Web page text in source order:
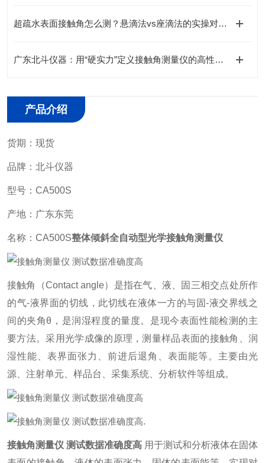
超疏水表面接触角怎么测？悬滴法vs座滴法的实操对比与选择建议
广东北斗仪器：用“硬实力”定义接触角测量仪的高性价比之选
产品介绍
货期：现货
品牌：北斗仪器
型号：CA500S
产地：广东东莞
名称：CA500S整体倾斜全自动型光学接触角测量仪
接触角（Contact angle）是指在气、液、固三相交点处所作
的气-液界面的切线，此切线在液体一方的与固-液交界线之
间的夹角θ，是润湿程度的量度。是现今表面性能检测的主
要方法。采用光学成像的原理，测量样品表面的接触角、润
湿性能、表界面张力、前进后退角、表面能等。主要由光
源、注射单元、样品台、采集系统、分析软件等组成。
.
接触角测量仪 测试数据准确度高 用于测试和分析液体在固体